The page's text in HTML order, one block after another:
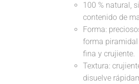
100 % natural,
contenido de
Forma:
forma
fina y crujiente.
Textura:
disuelve